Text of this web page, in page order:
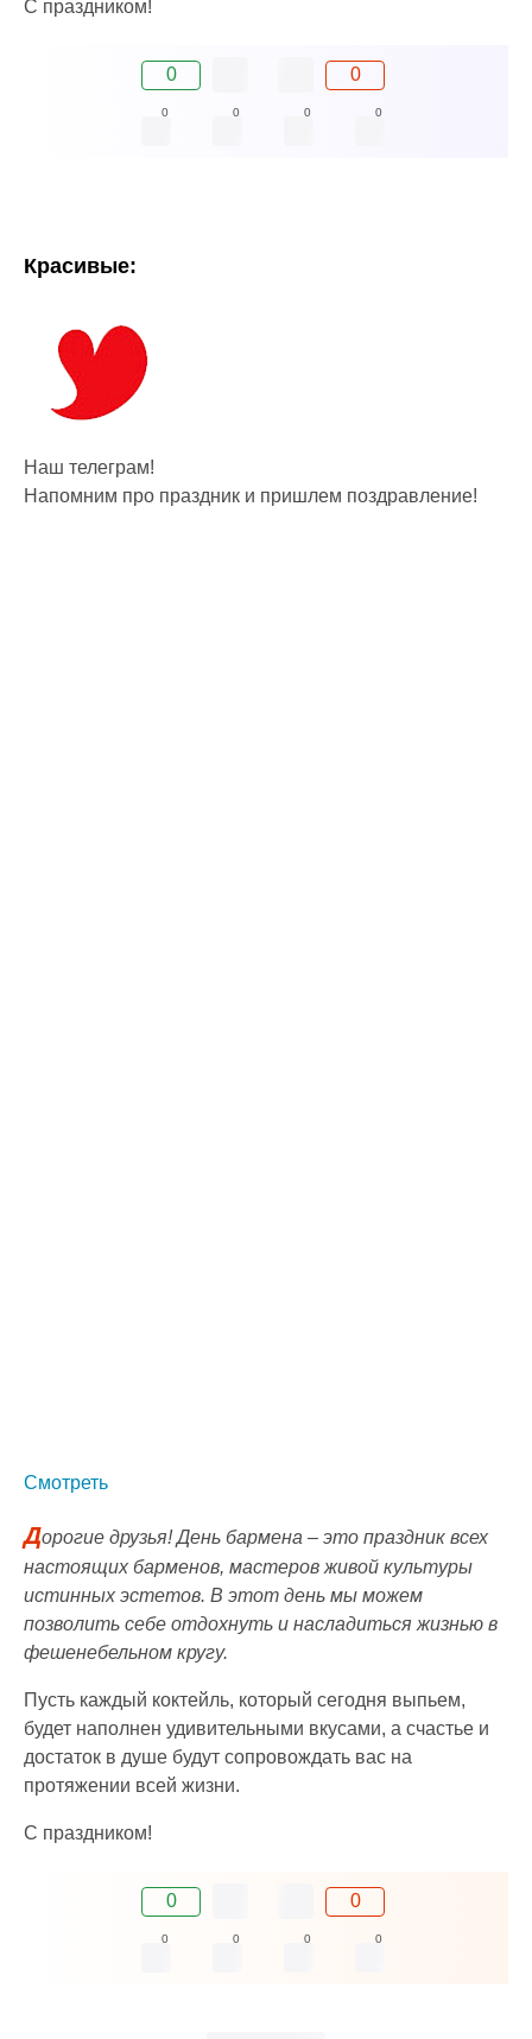
С праздником!
0 0
0 0 0 0
Красивые:
Наш телеграм!
Напомним про праздник и пришлем поздравление!
Смотреть
Дорогие друзья! День бармена – это праздник всех
настоящих барменов, мастеров живой культуры
истинных эстетов. В этот день мы можем
позволить себе отдохнуть и насладиться жизнью в
фешенебельном кругу.
Пусть каждый коктейль, который сегодня выпьем,
будет наполнен удивительными вкусами, а счастье и
достаток в душе будут сопровождать вас на
протяжении всей жизни.
С праздником!
0 0
0 0 0 0